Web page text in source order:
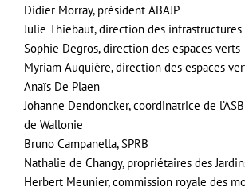
Didier Morray, président ABAJP
Julie Thiebaut, direction des
Sophie Degros, direction des espaces verts
Myriam Auquière, direction des espaces
Anaïs De Plaen
Johanne Dendoncker, coordinatrice de
de Wallonie
Bruno Campanella, SPRB
Nathalie de Changy, propriétaires des
Herbert Meunier, commission royale des